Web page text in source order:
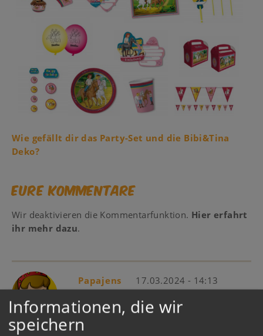
Wie gefällt dir das Party-Set und die Bibi&Tina
Deko?
Eure Kommentare
Wir deaktivieren die Kommentarfunktion. Hier erfahrt
ihr mehr dazu.
Papajens 17.03.2024 - 14:13
Ich finde es ganz toll
Informationen, die wir
speichern